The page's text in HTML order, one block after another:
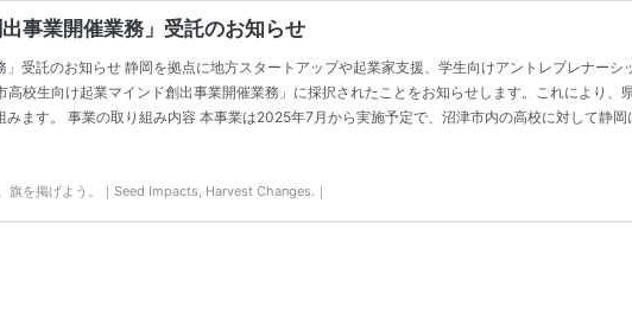
事業開催業務」受託のお知らせ
受託のお知らせ 静岡を拠点に地方スタートアップや起業家支援、学生向けアントレプレナー
校生向け起業マインド創出事業開催業務」に採択されたことをお知らせします。これにより
ます。 事業の取り組み内容 本事業は2025年7月から実施予定で、沼津市内の高校に対して静
旗を掲げよう。｜Seed Impacts, Harvest Changes.｜